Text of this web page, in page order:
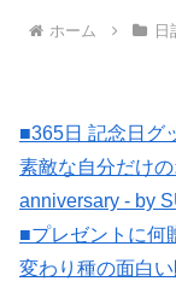
ホーム 日
■365日 記念日グ
素敵な自分だけ
anniversary - by
■プレゼントに何
変わり種の面白い